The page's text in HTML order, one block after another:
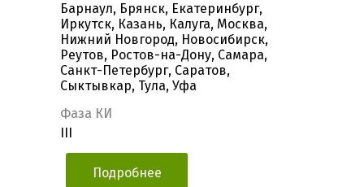
Барнаул, Брянск, Екатеринбург,
Иркутск, Казань, Калуга, Москва,
Нижний Новгород, Новосибирск,
Реутов, Ростов-на-Дону, Самара,
Санкт-Петербург, Саратов,
Сыктывкар, Тула, Уфа
Фаза КИ
Подробнее